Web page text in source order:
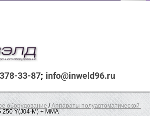
33-87 info@inweld96.ru
оборудование / Аппараты полуавтоматической
250 Y(J04-M) + ММА